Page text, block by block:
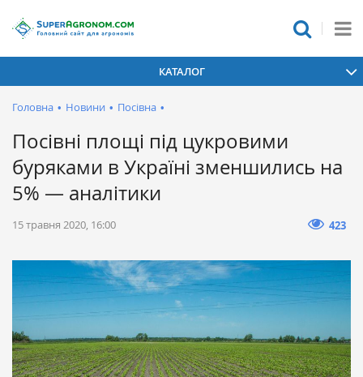
КАТАЛОГ
Головна • Новини • Посівна •
Посівні площі під цукровими
буряками в Україні зменшились на
5% — аналітики
15 травня 2020, 16:00 423